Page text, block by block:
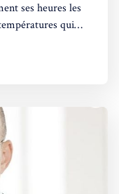
ses heures les
qui